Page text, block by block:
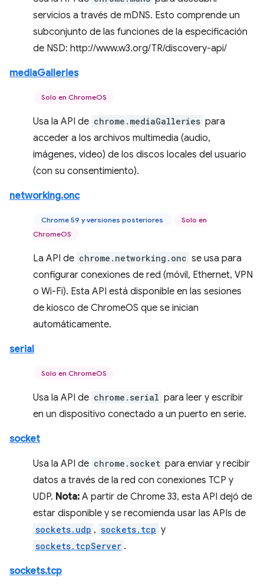
servicios a través de mDNS. Esto comprende un
subconjunto de las funciones de la especificación
de NSD: http://www.w3.org/TR/discovery-api/
mediaGalleries
Solo en ChromeOS
Usa la API de chrome.mediaGalleries para
acceder a los archivos multimedia (audio,
imágenes, video) de los discos locales del usuario
(con su consentimiento).
networking.onc
Chrome 59 y versiones posteriores
Solo en
ChromeOS
La API de chrome.networking.onc se usa para
configurar conexiones de red (móvil, Ethernet, VPN
o Wi-Fi). Esta API está disponible en las sesiones
de kiosco de ChromeOS que se inician
automáticamente.
serial
Solo en ChromeOS
Usa la API de chrome.serial para leer y escribir
en un dispositivo conectado a un puerto en serie.
socket
Usa la API de chrome.socket para enviar y recibir
datos a través de la red con conexiones TCP y
UDP. Nota: A partir de Chrome 33, esta API dejó de
estar disponible y se recomienda usar las APIs de
sockets.udp , sockets.tcp y
sockets.tcpServer .
sockets.tcp